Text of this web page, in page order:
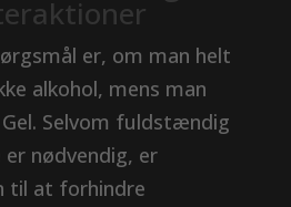
er, om man helt
alkohol, mens man
Selvom fuldstændig
nødvendig, er
til at forhindre